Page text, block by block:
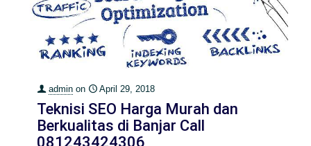
admin on April 29, 2018
Teknisi SEO Harga Murah dan
Berkualitas di Banjar Call
081243424306